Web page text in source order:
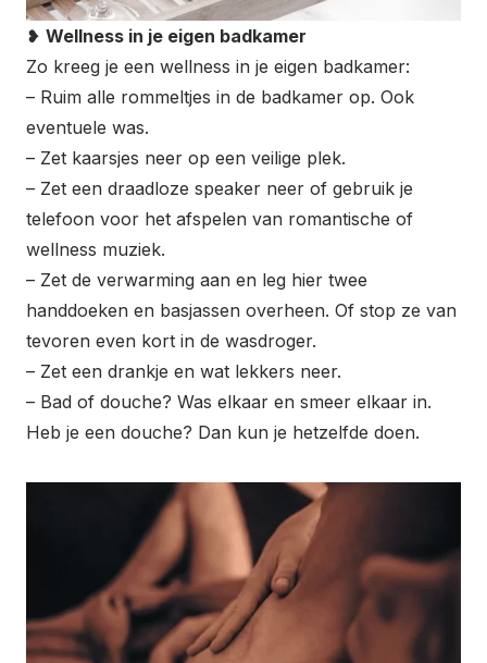
❥ Wellness in je eigen badkamer
Zo kreeg je een wellness in je eigen badkamer:
– Ruim alle rommeltjes in de badkamer op. Ook
eventuele was.
– Zet kaarsjes neer op een veilige plek.
– Zet een draadloze speaker neer of gebruik je
telefoon voor het afspelen van romantische of
wellness muziek.
– Zet de verwarming aan en leg hier twee
handdoeken en basjassen overheen. Of stop ze van
tevoren even kort in de wasdroger.
– Zet een drankje en wat lekkers neer.
– Bad of douche? Was elkaar en smeer elkaar in.
Heb je een douche? Dan kun je hetzelfde doen.